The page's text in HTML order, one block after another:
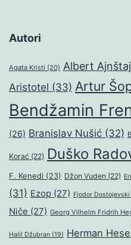
Autori
Agata Kristi (20) Albert
Aristotel (33) Artur
Bendžamin
(26) Branislav Nušić (32)
Korać (22) Duško
F. Kenedi (23) Džon Vuden (22)
(31) Ezop (27) Fjodor Dostojevski
Niče (27) Georg Vilhelm Fridrih
Halil Džubran (19) Herman Hese